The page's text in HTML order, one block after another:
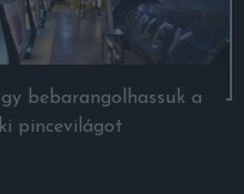
bebarangolhassuk a
pincevilágot